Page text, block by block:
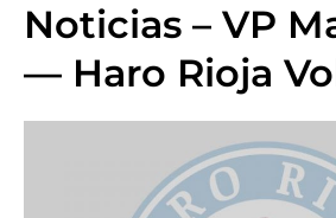
Noticias – VP
— Haro Rioja